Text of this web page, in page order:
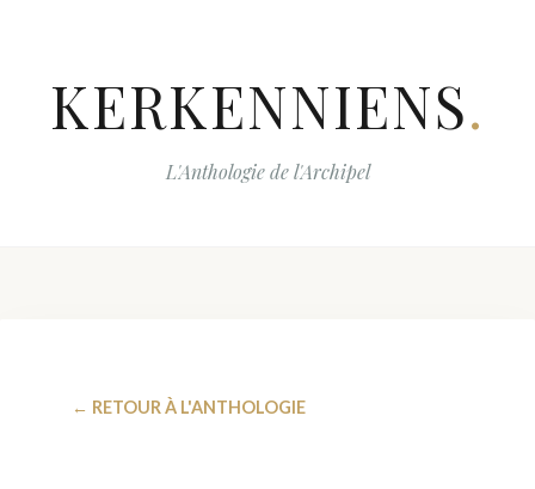
KERKENNIENS.
L'Anthologie de l'Archipel
← RETOUR À L'ANTHOLOGIE